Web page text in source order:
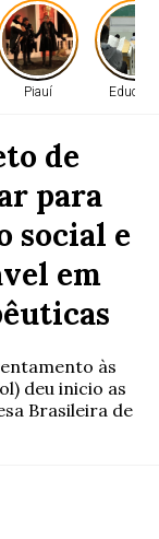
Piauí
de
para
social e
em
às
deu inicio as
Brasileira de